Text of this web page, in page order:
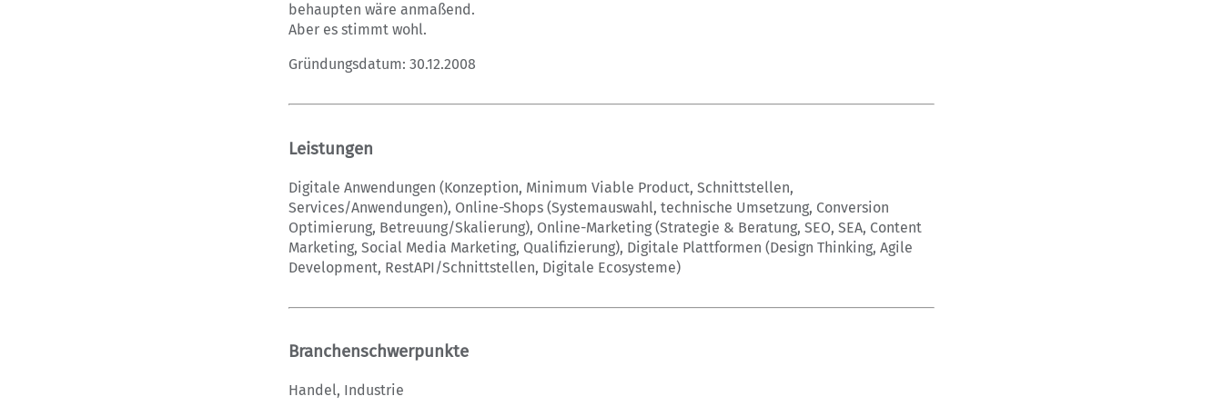
behaupten wäre anmaßend.
Aber es stimmt wohl.
Gründungsdatum: 30.12.2008
Leistungen
Digitale Anwendungen (Konzeption, Minimum Viable Product, Schnittstellen,
Services/Anwendungen), Online-Shops (Systemauswahl, technische Umsetzung, Conversion
Optimierung, Betreuung/Skalierung), Online-Marketing (Strategie & Beratung, SEO, SEA, Content
Marketing, Social Media Marketing, Qualifizierung), Digitale Plattformen (Design Thinking, Agile
Development, RestAPI/Schnittstellen, Digitale Ecosysteme)
Branchenschwerpunkte
Handel, Industrie